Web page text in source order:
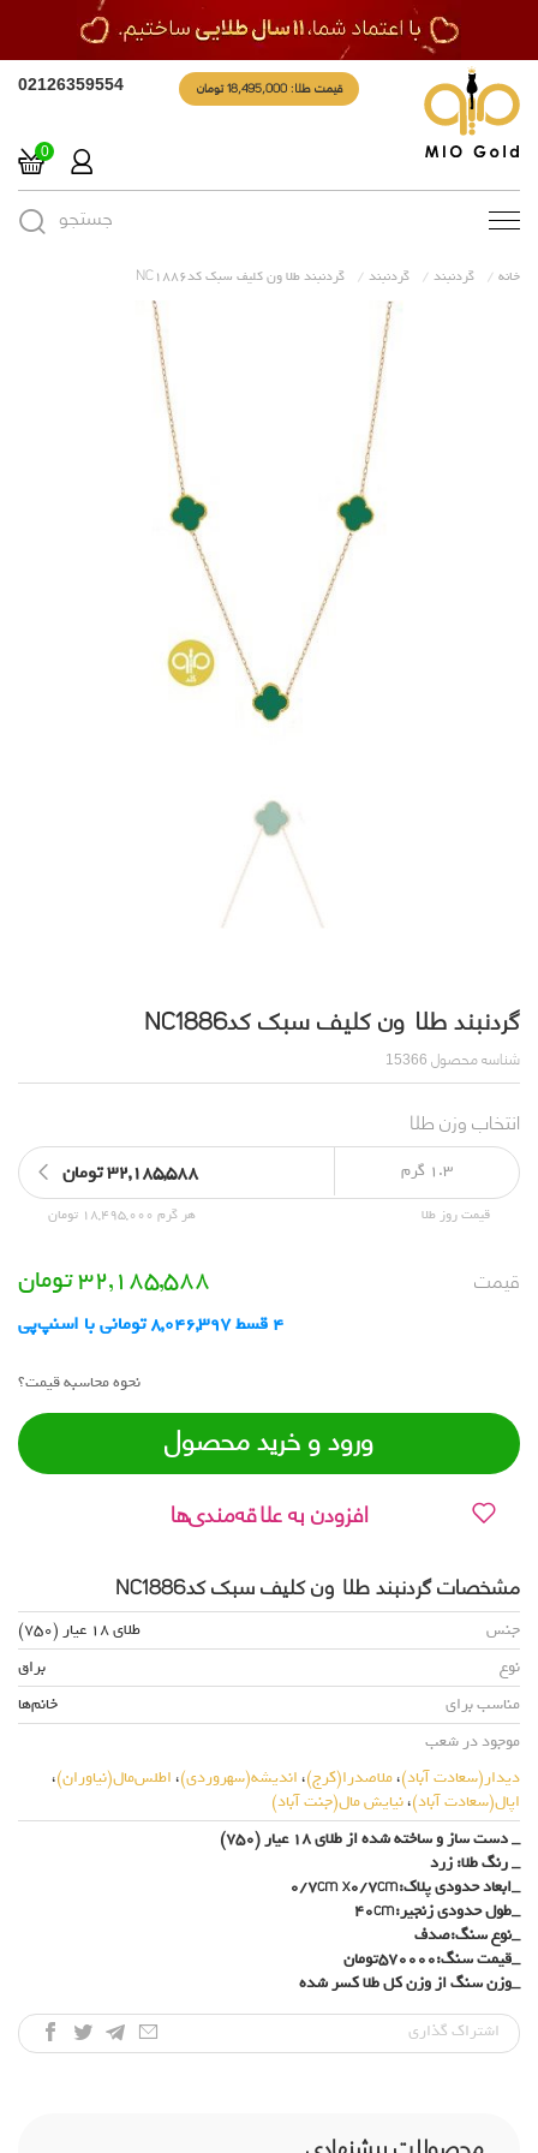
قیمت طلا: 18,495,000 تومان 02126359554
0
Toggle جستجو
خانه گردنبند گردنبند گردنبند طلا ون کلیف سبک کدNC1886
گردنبند طلا ون کلیف سبک کدNC1886
شناسه محصول
انتخاب وزن طلا
1.3 گرم 32,185,588 تومان
قیمت روز طلا هر گرم 18,495,000 تومان
قیمت 32,185,588تومان
4 قسط 8,046,397 تومانی با اسنپ‌پی
نحوه محاسبه قیمت؟
ورود و خرید محصول
افزودن به علاقه‌مندی‌ها
مشخصات گردنبند طلا ون کلیف سبک کدNC1886
جنس
طلای 18 عیار (750)
نوع
براق
مناسب برای
خانم‌ها
موجود در شعب
دیدار(سعادت آباد)،ملاصدرا(کرج)،اندیشه(سهروردی)،اطلس‌مال(نیاوران)،
اپال(سعادت آباد)،نیایش مال(جنت آباد)
_ دست ساز و ساخته شده از طلای 18 عیار (750)
_ رنگ طلا: زرد
_ابعاد حدودی پلاک:0/7cm x0/7cm
_طول حدودی زنجیر:40cm
_نوع سنگ:صدف
_قیمت سنگ:570000تومان
_وزن سنگ از وزن کل طلا کسر شده
اشتراک‌ گذاری